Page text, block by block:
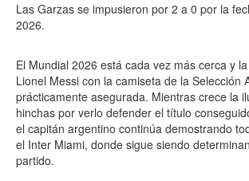
Las Garzas se impusieron por 2 a 0 por la
2026.
El Mundial 2026 está cada vez más cerca y
Lionel Messi con la camiseta de la Selección
prácticamente asegurada. Mientras crece la
hinchas por verlo defender el título
el capitán argentino continúa demostrando
el Inter Miami, donde sigue siendo
partido.